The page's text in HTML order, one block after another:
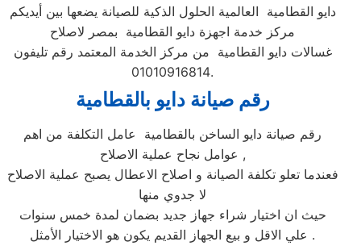
دايو القطامية العالمية الحلول الذكية للصيانة يضعها بين أيديكم
مركز خدمة اجهزة دايو القطامية بمصر لاصلاح
غسالات دايو القطامية من مركز الخدمة المعتمد رقم تليفون
01010916814.
رقم صيانة دايو بالقطامية
رقم صيانة دايو الساخن بالقطامية عامل التكلفة من اهم
عوامل نجاح عملية الاصلاح ,
فعندما تعلو تكلفة الصيانة و اصلاح الاعطال يصبح عملية الاصلاح
لا جدوي منها
حيث ان اختيار شراء جهاز جديد بضمان لمدة خمس سنوات
علي الاقل و بيع الجهاز القديم يكون هو الاختيار الأمثل .